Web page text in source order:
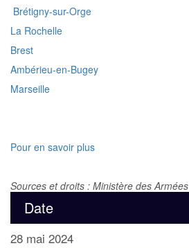
Brétigny-sur-Orge
La Rochelle
Brest
Ambérieu-en-Bugey
Marseille
Pour en savoir plus
Sources et droits : Ministère des Armées
Date
28 mai 2024